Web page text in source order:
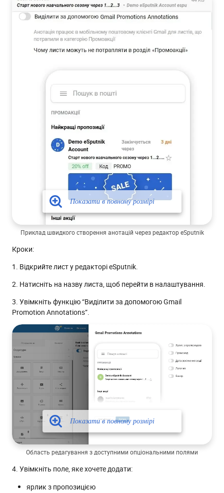
Приклад швидкого створення анотацій через редактор eSputnik
Кроки:
1. Відкрийте лист у редакторі eSputnik.
2. Натисніть на назву листа, щоб перейти в налаштування.
3. Увімкніть функцію “Виділити за допомогою Gmail
Promotion Annotations”.
Область редагування з доступними опціональними полями
4. Увімкніть поле, яке хочете додати:
ярлик з пропозицією